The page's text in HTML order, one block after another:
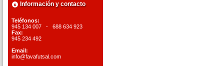
Información y contacto
Teléfonos:
945 134 007 - 688 634 923
Fax:
945 234 492
Email:
info@favafutsal.com